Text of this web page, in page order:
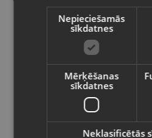
Huawei B315s-22
valodā
Valsts
Latviešu / Latvian
Nepieciešamās
sīkdatnes
Mērķēšanas
sīkdatnes
Neklasificētās